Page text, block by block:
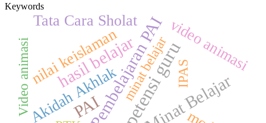
Keywords
kompetensi guru
Pembelajaran PAI
hasil belajar
PAI Minat Belajar
Akidah Akhlak
video animasi
nilai keislaman
Tata Cara Sholat
minat belajar
Video animasi IPAS